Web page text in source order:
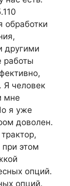
обработки
другими
работы
Я человек
мне
я уже
доволен.
при этом
опций.
опций.